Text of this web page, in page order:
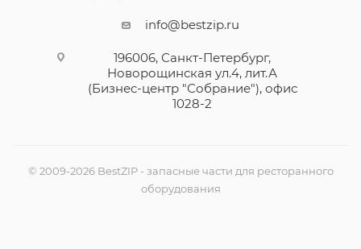
info@bestzip.ru
196006, Санкт-Петербург,
Новорощинская ул.4, лит.А
(Бизнес-центр "Собрание"), офис
1028-2
© 2009-2026 BestZIP - запасные части для ресторанного
оборудования